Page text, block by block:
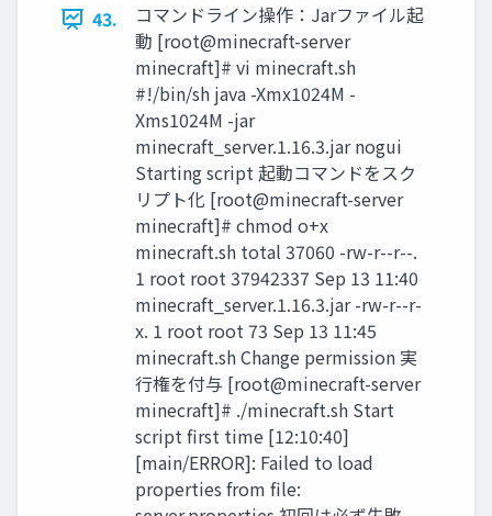
43.
コマンドライン操作：Jarファイル起
動 [root@minecraft-server
minecraft]# vi minecraft.sh
#!/bin/sh java -Xmx1024M -
Xms1024M -jar
minecraft_server.1.16.3.jar nogui
Starting script 起動コマンドをスク
リプト化 [root@minecraft-server
minecraft]# chmod o+x
minecraft.sh total 37060 -rw-r--r--.
1 root root 37942337 Sep 13 11:40
minecraft_server.1.16.3.jar -rw-r--r-
x. 1 root root 73 Sep 13 11:45
minecraft.sh Change permission 実
行権を付与 [root@minecraft-server
minecraft]# ./minecraft.sh Start
script first time [12:10:40]
[main/ERROR]: Failed to load
properties from file: